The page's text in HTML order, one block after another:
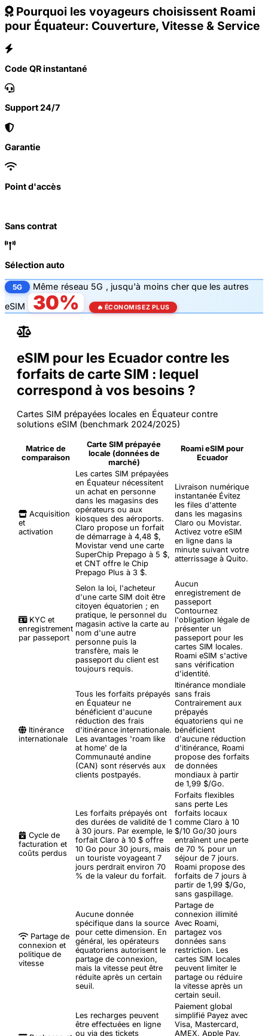
Pourquoi les voyageurs choisissent Roami
pour Équateur: Couverture, Vitesse & Service
Code QR instantané
Support 24/7
Garantie
Point d'accès
Sans contrat
Sélection auto
5G Même réseau 5G , jusqu'à moins cher que les autres
eSIM
30% 🔥 ÉCONOMISEZ PLUS
eSIM pour les Ecuador contre les
forfaits de carte SIM : lequel
correspond à vos besoins ?
Cartes SIM prépayées locales en Équateur contre
solutions eSIM (benchmark 2024/2025)
Matrice de
comparaison
Carte SIM prépayée
locale (données de
marché)
Roami eSIM pour
Ecuador
Acquisition
et
activation
Les cartes SIM prépayées
en Équateur nécessitent
un achat en personne
dans les magasins des
opérateurs ou aux
kiosques des aéroports.
Claro propose un forfait
de démarrage à 4,48 $,
Movistar vend une carte
SuperChip Prepago à 5 $,
et CNT offre le Chip
Prepago Plus à 3 $.
Livraison numérique
instantanée Évitez
les files d'attente
dans les magasins
Claro ou Movistar.
Activez votre eSIM
en ligne dans la
minute suivant votre
atterrissage à Quito.
KYC et
enregistrement
par passeport
Selon la loi, l'acheteur
d'une carte SIM doit être
citoyen équatorien ; en
pratique, le personnel du
magasin active la carte au
nom d'une autre
personne puis la
transfère, mais le
passeport du client est
toujours requis.
Aucun
enregistrement de
passeport
Contournez
l'obligation légale de
présenter un
passeport pour les
cartes SIM locales.
Roami eSIM s'active
sans vérification
d'identité.
Itinérance
internationale
Tous les forfaits prépayés
en Équateur ne
bénéficient d'aucune
réduction des frais
d'itinérance internationale.
Les avantages 'roam like
at home' de la
Communauté andine
(CAN) sont réservés aux
clients postpayés.
Itinérance mondiale
sans frais
Contrairement aux
prépayés
équatoriens qui ne
bénéficient
d'aucune réduction
d'itinérance, Roami
propose des forfaits
de données
mondiaux à partir
de 1,99 $/Go.
Cycle de
facturation et
coûts perdus
Les forfaits prépayés ont
des durées de validité de 1
à 30 jours. Par exemple, le
forfait Claro à 10 $ offre
10 Go pour 30 jours, mais
un touriste voyageant 7
jours perdrait environ 70
% de la valeur du forfait.
Forfaits flexibles
sans perte Les
forfaits locaux
comme Claro à 10
$/10 Go/30 jours
entraînent une perte
de 70 % pour un
séjour de 7 jours.
Roami propose des
forfaits de 7 jours à
partir de 1,99 $/Go,
sans gaspillage.
Partage de
connexion et
politique de
vitesse
Aucune donnée
spécifique dans la source
pour cette dimension. En
général, les opérateurs
équatoriens autorisent le
partage de connexion,
mais la vitesse peut être
réduite après un certain
seuil.
Partage de
connexion illimité
Avec Roami,
partagez vos
données sans
restriction. Les
cartes SIM locales
peuvent limiter le
partage ou réduire
la vitesse après un
certain seuil.
Les recharges peuvent
être effectuées en ligne
ou via des tickets
Paiement global
simplifié Payez avec
Visa, Mastercard,
AMEX, Apple Pay,